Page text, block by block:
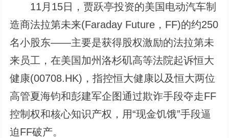
11月15日，贾跃亭投资的美国电动汽车制
造商法拉第未来(Faraday Future，FF)的约250
名小股东――主要是获得股权激励的法拉第未
来员工，在美国加州洛杉矶高等法院起诉恒大
健康(00708.HK)，指控恒大健康以及恒大两位
高管夏海钧和彭建军企图通过欺诈手段夺走FF
控制权和核心知识产权，用“现金饥饿”手段逼
迫FF破产。